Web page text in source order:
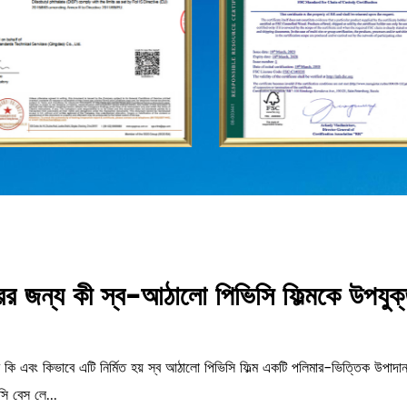
জন্য কী স্ব-আঠালো পিভিসি ফিল্মকে
এবং কিভাবে এটি নির্মিত হয় স্ব আঠালো পিভিসি ফিল্ম একটি পলিমার-ভিত্তিক
বেস লে...